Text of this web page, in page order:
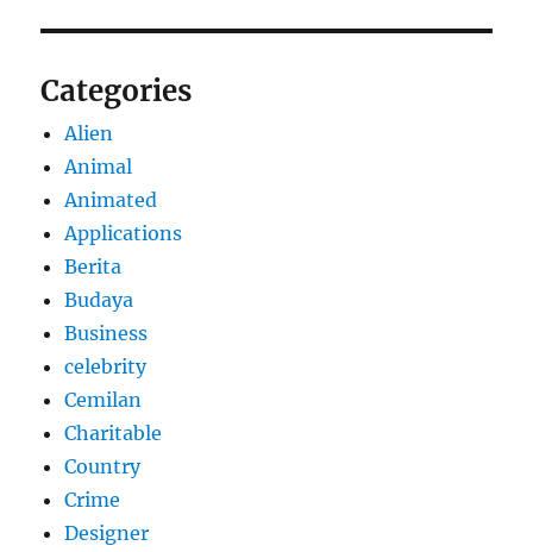
Categories
Alien
Animal
Animated
Applications
Berita
Budaya
Business
celebrity
Cemilan
Charitable
Country
Crime
Designer